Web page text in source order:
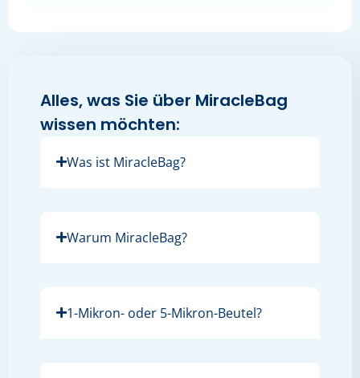
Alles, was Sie über MiracleBag
wissen möchten:
Was ist MiracleBag?
Warum MiracleBag?
1-Mikron- oder 5-Mikron-Beutel?